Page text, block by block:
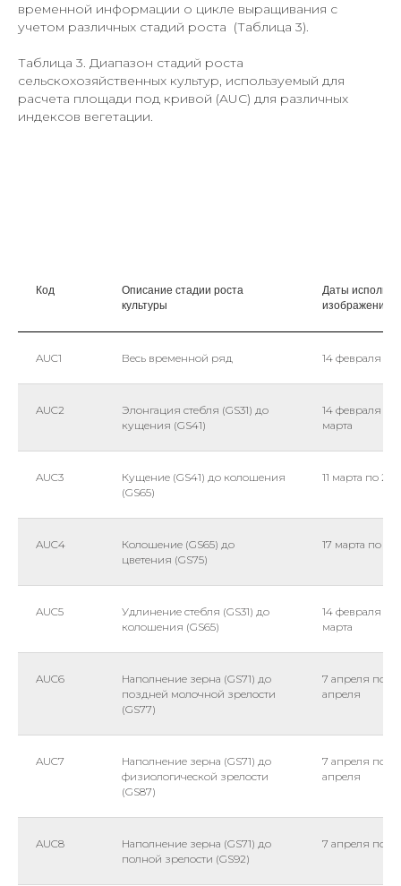
временной информации о цикле выращивания с
учетом различных стадий роста (Таблица 3).
Таблица 3. Диапазон стадий роста
сельскохозяйственных культур, используемый для
расчета площади под кривой (AUC) для различных
индексов вегетации.
Код
Описание стадии роста
культуры
Даты
изображений
AUC1 Весь временной ряд 14 февраля по
AUC2
Элонгация стебля (GS31) до
кущения (GS41)
14 февраля по
марта
AUC3
Кущение (GS41) до колошения
(GS65)
11 марта по 28
AUC4
Колошение (GS65) до
цветения (GS75)
17 марта по 28
AUC5
Удлинение стебля (GS31) до
колошения (GS65)
14 февраля по
марта
AUC6
Наполнение зерна (GS71) до
поздней молочной зрелости
(GS77)
7 апреля по 15
апреля
AUC7
Наполнение зерна (GS71) до
физиологической зрелости
(GS87)
7 апреля по 25
апреля
AUC8
Наполнение зерна (GS71) до
полной зрелости (GS92)
7 апреля по 7